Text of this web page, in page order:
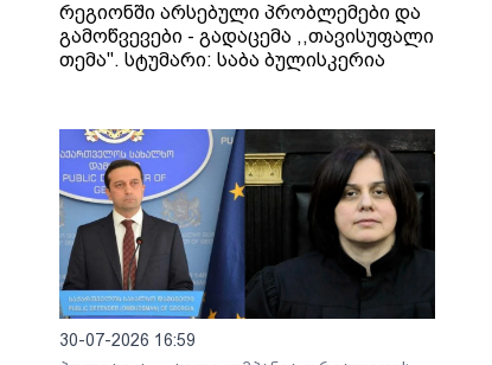
რეგიონში არსებული პრობლემები და
გამოწვევები - გადაცემა ,,თავისუფალი
თემა". სტუმარი: საბა ბულისკერია
30-07-2026 16:59